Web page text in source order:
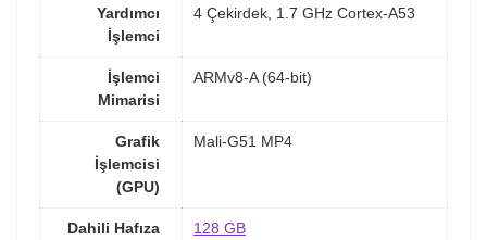
Yardımcı
İşlemci
4 Çekirdek, 1.7 GHz Cortex-A53
İşlemci
Mimarisi
ARMv8-A (64-bit)
Grafik
İşlemcisi
(GPU)
Mali-G51 MP4
Dahili Hafıza 128 GB